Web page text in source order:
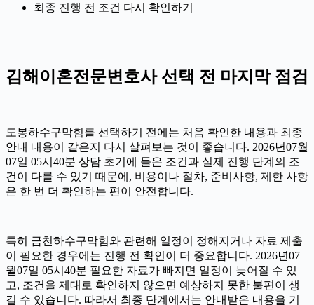
최종 진행 전 조건 다시 확인하기
김해이혼전문변호사 선택 전 마지막 점검
도봉하수구막힘를 선택하기 전에는 처음 확인한 내용과 최종
안내 내용이 같은지 다시 살펴보는 것이 좋습니다. 2026년07월
07일 05시40분 상담 초기에 들은 조건과 실제 진행 단계의 조
건이 다를 수 있기 때문에, 비용이나 절차, 준비사항, 제한 사항
은 한 번 더 확인하는 편이 안전합니다.
특히 금천하수구막힘와 관련해 일정이 정해지거나 자료 제출
이 필요한 경우에는 진행 전 확인이 더 중요합니다. 2026년07
월07일 05시40분 필요한 자료가 빠지면 일정이 늦어질 수 있
고, 조건을 제대로 확인하지 않으면 예상하지 못한 불편이 생
길 수 있습니다. 따라서 최종 단계에서는 안내받은 내용을 기